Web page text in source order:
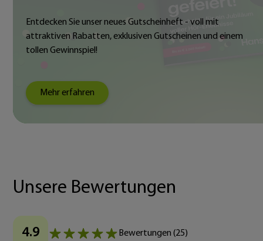
Entdecken Sie unser neues Gutscheinheft - voll mit
attraktiven Rabatten, exklusiven Gutscheinen und einem
tollen Gewinnspiel!
Mehr erfahren
Unsere Bewertungen
4.9 Bewertungen (25)